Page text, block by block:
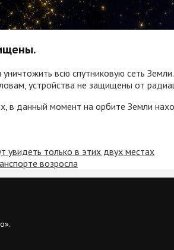
всю спутниковую сеть
устройства не защищены от
в данный момент на орбите Земли
увидеть только в этих двух местах
возросла